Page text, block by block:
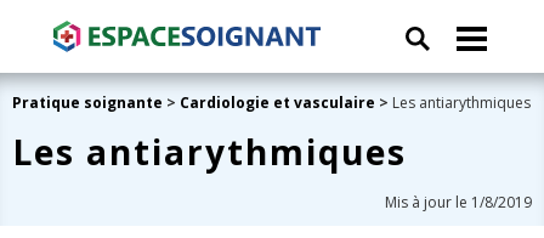
Pratique soignante > Cardiologie et vasculaire > Les antiarythmiques
Les antiarythmiques
Mis à jour le 1/8/2019